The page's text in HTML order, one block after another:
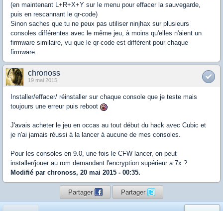
(en maintenant L+R+X+Y sur le menu pour effacer la sauvegarde,
puis en rescannant le qr-code)
Sinon saches que tu ne peux pas utiliser ninjhax sur plusieurs
consoles différentes avec le même jeu, à moins qu'elles n'aient un
firmware similaire, vu que le qr-code est différent pour chaque
firmware.
chronoss
19 mai 2015
Installer/effacer/ réinstaller sur chaque console que je teste mais
toujours une erreur puis reboot
J'avais acheter le jeu en occas au tout début du hack avec Cubic et
je n'ai jamais réussi à la lancer à aucune de mes consoles.
Pour les consoles en 9.0, une fois le CFW lancer, on peut
installer/jouer au rom demandant l'encryption supérieur a 7x ?
Modifié par chronoss, 20 mai 2015 - 00:35.
Partager Partager